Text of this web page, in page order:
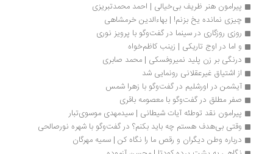
پیرامون هنر ظریف بی‌خیالی | احمد محمدتبریزی
چیزی نمانده یخ بزنم! | بهاءالدین خرمشاهی
روزی روزگاری در سینما در گفت‌وگو با پرویز نوری
و اما در اوج تاریکی | زینب کاظم‌خواه
درنگی بر زن پلید نمیروفسکی | محمد صابری
از اشتیاق غیرعقلانی رونمایی شد
آیشمن در اورشلیم در گفت‌وگو با زهرا شمس
صفر مطلق در گفت‌وگو با معصومه باقری
پیرامون نقد توطئه آیات شیطانی | سیدمهدی موسوی‌تبار
وقتی بی‌هدف هستم چه باید بکنم؟ در گفت‌وگو با شهره نورصالحی
درباره وطن دیگران و رقص ما را نگاه کن | سمیه مهرگان